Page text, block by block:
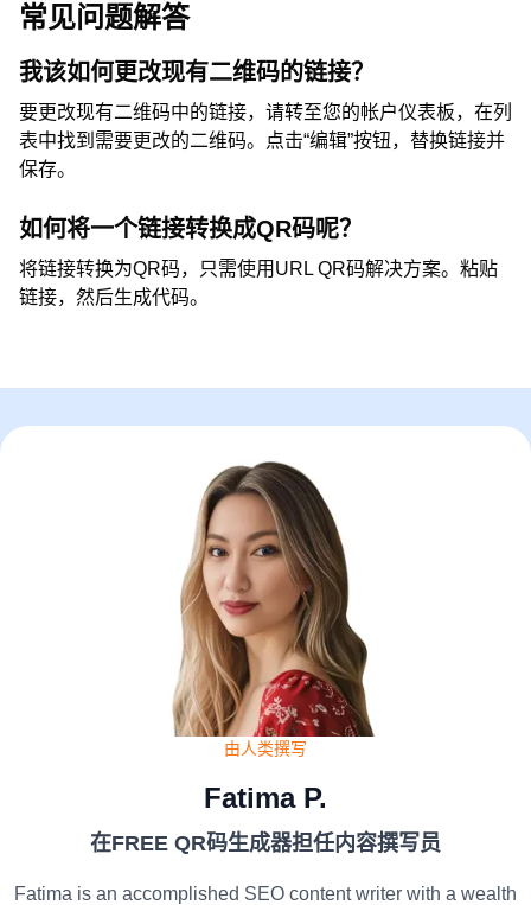
常见问题解答
我该如何更改现有二维码的链接？
要更改现有二维码中的链接，请转至您的帐户仪表板，在列
表中找到需要更改的二维码。点击“编辑”按钮，替换链接并
保存。
如何将一个链接转换成QR码呢？
将链接转换为QR码，只需使用URL QR码解决方案。粘贴
链接，然后生成代码。
由人类撰写
Fatima P.
在FREE QR码生成器担任内容撰写员
Fatima is an accomplished SEO content writer with a wealth